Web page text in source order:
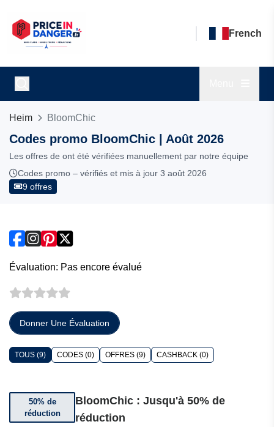
French
Heim BloomChic
Codes promo BloomChic | Août 2026
Les offres de ont été vérifiées manuellement par notre équipe
Codes promo – vérifiés et mis à jour 3 août 2026
9 offres
Évaluation: Pas encore évalué
Donner Une Évaluation
TOUS (9) CODES (0) OFFRES (9) CASHBACK (0)
50% de
réduction
BloomChic : Jusqu'à 50% de
réduction